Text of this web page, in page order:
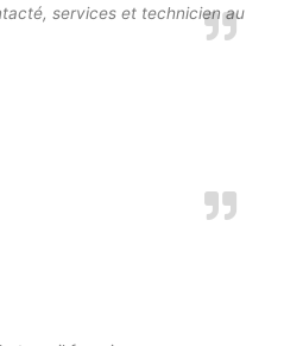
services et technicien au